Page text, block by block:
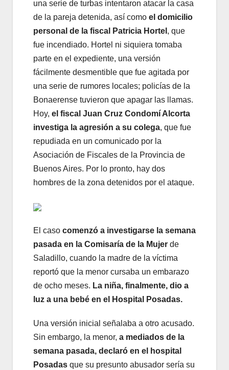
una serie de turbas intentaron atacar la casa
de la pareja detenida, así como el domicilio
personal de la fiscal Patricia Hortel , que
fue incendiado. Hortel ni siquiera tomaba
parte en el expediente, una versión
fácilmente desmentible que fue agitada por
una serie de rumores locales; policías de la
Bonaerense tuvieron que apagar las llamas.
Hoy, el fiscal Juan Cruz Condomí Alcorta
investiga la agresión a su colega, que fue
repudiada en un comunicado por la
Asociación de Fiscales de la Provincia de
Buenos Aires. Por lo pronto, hay dos
hombres de la zona detenidos por el ataque.
El caso comenzó a investigarse la semana
pasada en la Comisaría de la Mujer de
Saladillo, cuando la madre de la víctima
reportó que la menor cursaba un embarazo
de ocho meses. La niña, finalmente, dio a
luz a una bebé en el Hospital Posadas.
Una versión inicial señalaba a otro acusado.
Sin embargo, la menor, a mediados de la
semana pasada, declaró en el hospital
Posadas que su presunto abusador sería su